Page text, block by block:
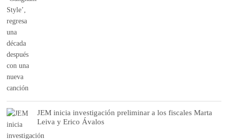
JEM inicia investigación preliminar a los fiscales Marta
Leiva y Erico Ávalos